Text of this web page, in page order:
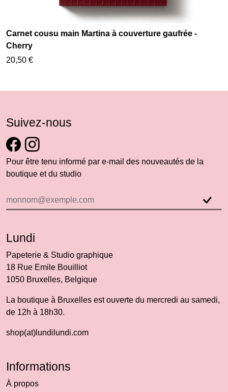
Carnet cousu main Martina à couverture gaufrée -
Cherry
20,50 €
Suivez-nous
Pour être tenu informé par e-mail des nouveautés de la
boutique et du studio
Lundi
Papeterie & Studio graphique
18 Rue Emile Bouilliot
1050 Bruxelles, Belgique
La boutique à Bruxelles est ouverte du mercredi au samedi,
de 12h à 18h30.
shop(at)lundilundi.com
Informations
À propos